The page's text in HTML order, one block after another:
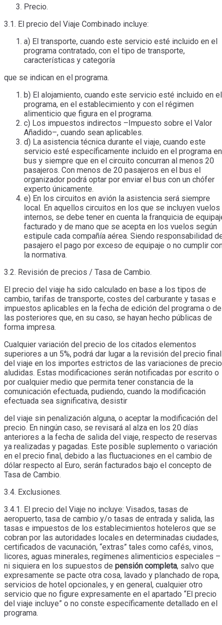
Precio.
3.1. El precio del Viaje Combinado incluye:
a) El transporte, cuando este servicio esté incluido en el
programa contratado, con el tipo de transporte,
características y categoría
que se indican en el programa.
b) El alojamiento, cuando este servicio esté incluido en el
programa, en el establecimiento y con el régimen
alimenticio que figura en el programa.
c) Los impuestos indirectos –Impuesto sobre el Valor
Añadido–, cuando sean aplicables.
d) La asistencia técnica durante el viaje, cuando este
servicio esté específicamente incluido en el programa en
bus y siempre que en el circuito concurran al menos 20
pasajeros. Con menos de 20 pasajeros en el bus el
organizador podrá optar por enviar el bus con un chófer
experto únicamente.
e) En los circuitos en avión la asistencia será siempre
local. En aquellos circuitos en los que se incluyen vuelos
internos, se debe tener en cuenta la franquicia de
facturado y de mano que se acepta en los vuelos según
estipule cada compañía aérea. Siendo responsabilidad
pasajero el pago por exceso de equipaje o no cumplir
la normativa.
3.2. Revisión de precios / Tasa de Cambio.
El precio del viaje ha sido calculado en base a los tipos de
cambio, tarifas de transporte, costes del carburante y tasas e
impuestos aplicables en la fecha de edición del programa o de
las posteriores que, en su caso, se hayan hecho públicas de
forma impresa.
Cualquier variación del precio de los citados elementos
superiores a un 5%, podrá dar lugar a la revisión del precio final
del viaje en los importes estrictos de las variaciones de precio
aludidas. Estas modificaciones serán notificadas por escrito o
por cualquier medio que permita tener constancia de la
comunicación efectuada, pudiendo, cuando la modificación
efectuada sea significativa, desistir
del viaje sin penalización alguna, o aceptar la modificación del
precio. En ningún caso, se revisará al alza en los 20 días
anteriores a la fecha de salida del viaje, respecto de reservas
ya realizadas y pagadas. Este posible suplemento o variación
en el precio final, debido a las fluctuaciones en el cambio de
dólar respecto al Euro, serán facturados bajo el concepto de
Tasa de Cambio.
3.4. Exclusiones.
3.4.1. El precio del Viaje no incluye: Visados, tasas de
aeropuerto, tasa de cambio y/o tasas de entrada y salida, las
tasas e impuestos de los establecimientos hoteleros que se
cobran por las autoridades locales en determinadas ciudades,
certificados de vacunación, “extras” tales como cafés, vinos,
licores, aguas minerales, regímenes alimenticios especiales –
ni siquiera en los supuestos de pensión completa, salvo que
expresamente se pacte otra cosa, lavado y planchado de ropa,
servicios de hotel opcionales, y en general, cualquier otro
servicio que no figure expresamente en el apartado “El precio
del viaje incluye” o no conste específicamente detallado en el
programa.